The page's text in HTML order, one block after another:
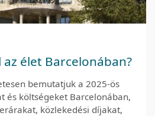
élet Barcelonában?
bemutatjuk a 2025-ös
és költségeket Barcelonában,
közlekedési díjakat,